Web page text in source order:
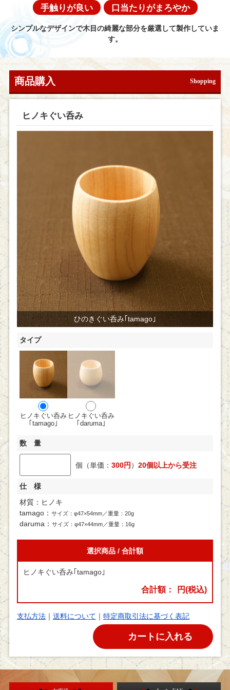
手触りが良い 口当たりがまろやか
シンプルなデザインで木目の綺麗な部分を厳選して製作していま
す。
商品購入 Shopping
ヒノキぐい呑み
ひのきぐい呑み｢tamago｣
タイプ
ヒノキぐい呑み
｢tamago｣
ヒノキぐい呑み
｢daruma｣
数 量
個（単価： 300円） 20個以上から受注
仕 様
材質：ヒノキ
tamago： サイズ：φ47×54mm／重量：20g
daruma： サイズ：φ47×44mm／重量：16g
選択商品 / 合計額
ヒノキぐい呑み｢tamago｣
合計額： 円(税込)
支払方法｜ 送料について ｜ 特定商取引法に基づく表記
カートに入れる